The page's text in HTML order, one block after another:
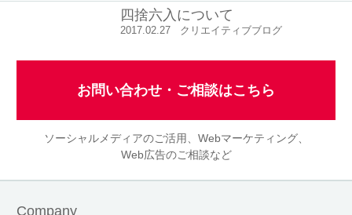
四捨六入について
2017.02.27 クリエイティブブログ
お問い合わせ・ご相談はこちら
ソーシャルメディアのご活用、Webマーケティング、
Web広告のご相談など
Company